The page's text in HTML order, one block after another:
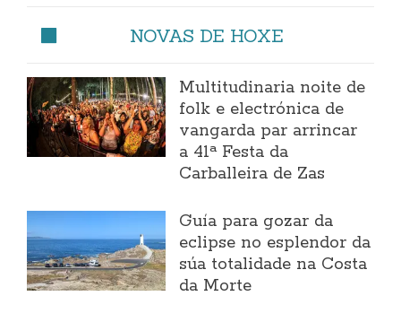
NOVAS DE HOXE
Multitudinaria noite de
folk e electrónica de
vangarda par arrincar
a 41ª Festa da
Carballeira de Zas
Guía para gozar da
eclipse no esplendor da
súa totalidade na Costa
da Morte